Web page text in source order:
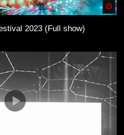
2023 (Full show)